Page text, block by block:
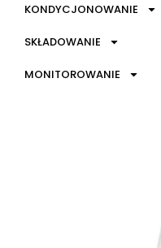
KONDYCJONOWANIE
SKŁADOWANIE
MONITOROWANIE